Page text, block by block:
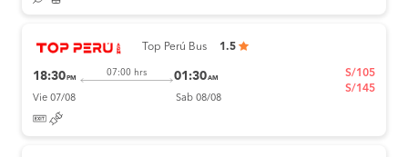
Top Perú Bus 1.5
18:30 PM
07:00 hrs 01:30AM
Vie 07/08 Sab 08/08
S/105
S/145